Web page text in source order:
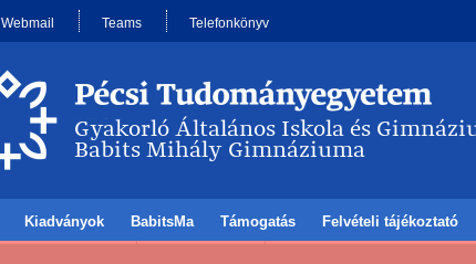
Webmail Teams Telefonkönyv
Kiadványok BabitsMa Támogatás Felvételi tájékoztató